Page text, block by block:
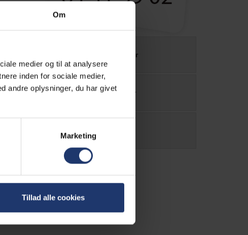
Om
medier og til at analysere
inden for sociale medier,
andre oplysninger, du har givet
Marketing
Tillad alle cookies
Power kalkulator
Kabel kalkulator